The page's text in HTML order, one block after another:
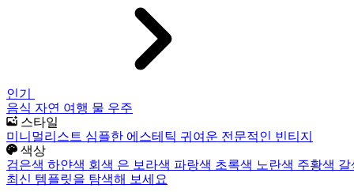
인기
음식 자연 여행 물 우주
스타일
미니멀리스트 심플한 에스테틱 귀여운 전문적인 빈티지
색상
검은색 하얀색 회색 은 보라색 파랑색 초록색 노란색 주황색
최신 템플릿을 탐색해 보세요